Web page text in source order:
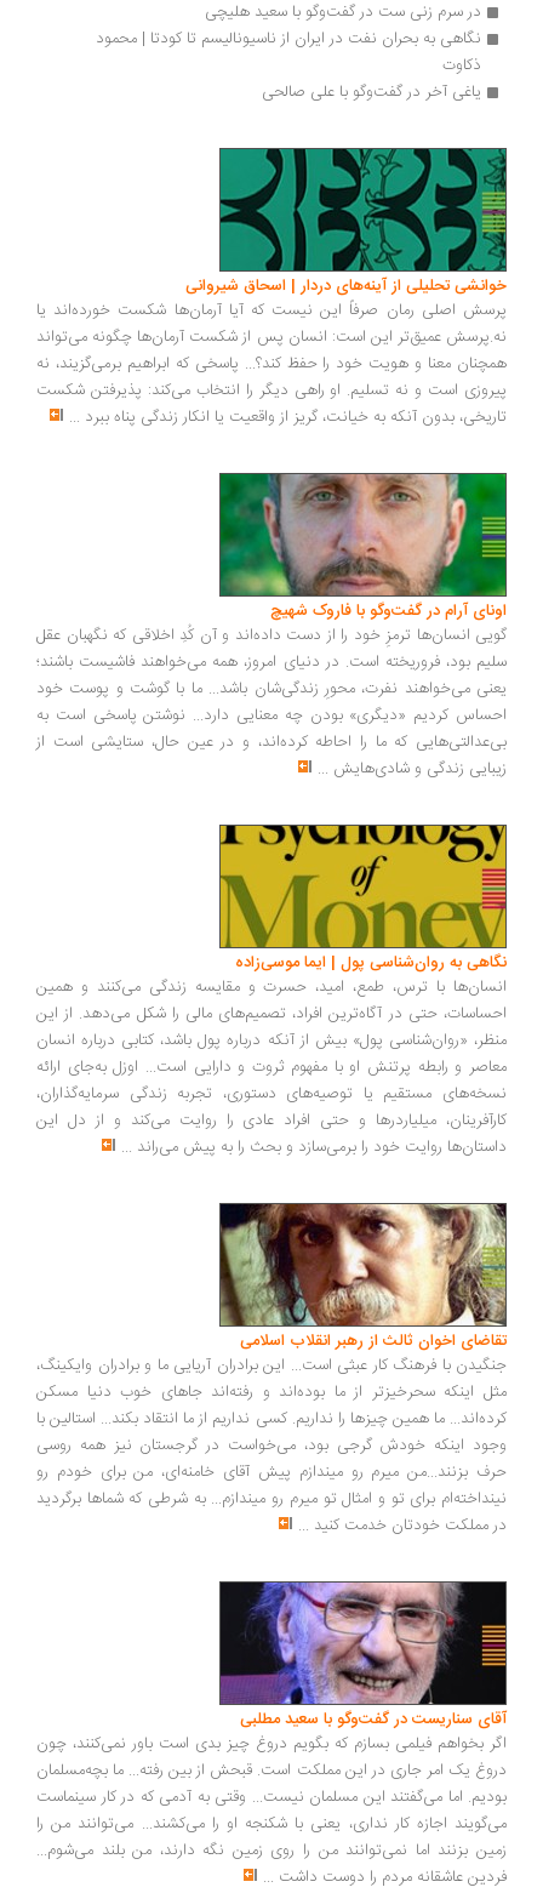
در سرم زنی ست در گفت‌وگو با سعید هلیچی
ذکاوت
یاغی آخر در گفت‌وگو با علی صالحی
خوانشی تحلیلی از آینه‌های دردار | اسحاق شیروانی
پرسش اصلی رمان صرفاً این نیست که آیا آرمان‌ها شکست خورده‌اند یا
نه.پرسش عمیق‌تر این است: انسان پس از شکست آرمان‌ها چگونه می‌تواند
همچنان معنا و هویت خود را حفظ کند؟... پاسخی که ابراهیم برمی‌گزیند، نه
پیروزی است و نه تسلیم. او راهی دیگر را انتخاب می‌کند: پذیرفتن شکست
تاریخی، بدون آنکه به خیانت، گریز از واقعیت یا انکار زندگی پناه ببرد ...
اونای آرام در گفت‌وگو با فاروک شهیچ‭
گویی انسان‌ها ترمزِ خود را از دست داده‌اند و آن کُدِ اخلاقی که نگهبان عقل
سلیم بود، فروریخته است. در دنیای امروز، همه می‌خواهند فاشیست باشند؛
یعنی می‌خواهند نفرت، محورِ زندگی‌شان باشد... ما با گوشت و پوست خود
احساس کردیم «دیگری» بودن چه معنایی دارد... نوشتن پاسخی است به
بی‌عدالتی‌هایی که ما را احاطه کرده‌اند، و در عین حال، ستایشی است از
زیبایی زندگی و شادی‌هایش ...
نگاهی به روان‌شناسی پول | ایما موسی‌زاده
انسان‌ها با ترس، طمع، امید، حسرت و مقایسه زندگی می‌کنند و همین
احساسات، حتی در آگاه‌ترین افراد، تصمیم‌های مالی را شکل می‌دهد. از این
منظر، «روان‌شناسی پول» بیش از آنکه درباره پول باشد، کتابی درباره انسان
معاصر و رابطه پرتنش او با مفهوم ثروت و دارایی است... اوزل به‌جای ارائه
نسخه‌های مستقیم یا توصیه‌های دستوری، تجربه زندگی سرمایه‌گذاران،
کارآفرینان، میلیاردرها و حتی افراد عادی را روایت می‌کند و از دل این
داستان‌ها روایت خود را برمی‌سازد و بحث را به پیش می‌راند ...
تقاضای اخوان ثالث از رهبر انقلاب اسلامی
جنگیدن با فرهنگ کار عبثی است... این برادران آریایی ما و برادران وایکینگ،
مثل اینکه سحرخیزتر از ما بوده‌اند و رفته‌اند جاهای خوب دنیا مسکن
کرده‌اند... ما همین چیزها را نداریم. کسی نداریم از ما انتقاد بکند... استالین با
وجود اینکه خودش گرجی بود، می‌خواست در گرجستان نیز همه روسی
حرف بزنند...من میرم رو میندازم پیش آقای خامنه‌ای، من برای خودم رو
نینداخته‌ام برای تو و امثال تو میرم رو میندازم... به شرطی که شماها برگردید
در مملکت خودتان خدمت کنید ...
آقای سناریست در گفت‌وگو با سعید مطلبی
اگر بخواهم فیلمی بسازم که بگویم دروغ چیز بدی است باور نمی‌کنند، چون
دروغ یک امر جاری در این مملکت است. قبحش از بین رفته... ما بچه‌مسلمان
بودیم. اما می‌گفتند این مسلمان نیست... وقتی به آدمی که در کار سینماست
می‌گویند اجازه کار نداری، یعنی با شکنجه او را می‌کشند... می‌توانند من را
زمین بزنند اما نمی‌توانند من را روی زمین نگه دارند، من بلند می‌شوم...
فردین عاشقانه مردم را دوست داشت ...